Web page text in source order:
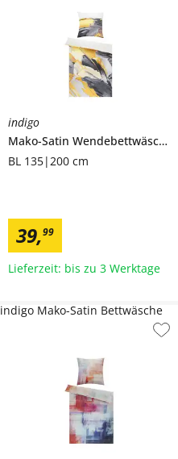
indigo
Mako-Satin Wendebettwäsche
BL 135|200 cm
39,99
Lieferzeit: bis zu 3 Werktage
indigo Mako-Satin Bettwäsche